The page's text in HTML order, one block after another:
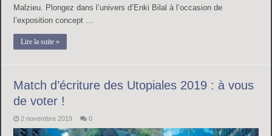
Malzieu. Plongez dans l’univers d’Enki Bilal à l’occasion de
l’exposition concept …
Lire la suite »
Match d’écriture des Utopiales 2019 : à vous
de voter !
2 novembre 2019 0